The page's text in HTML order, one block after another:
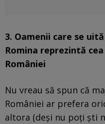
3. Oamenii care se
Romina reprezintă
României
Nu vreau să spun că
României ar prefera
altora (deși nu poți ști